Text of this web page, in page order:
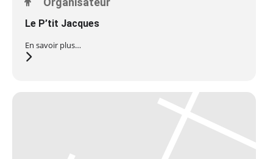
Le P’tit Jacques
En savoir plus…